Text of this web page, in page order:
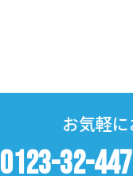
お気軽
0123-32-